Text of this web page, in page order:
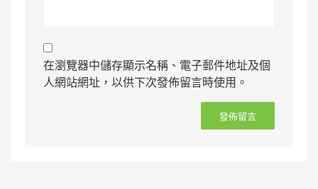
在瀏覽器中儲存顯示名稱、電子郵件地址及個
人網站網址，以供下次發佈留言時使用。